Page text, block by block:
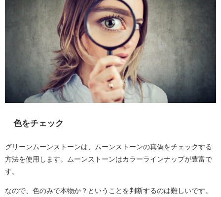
色をチェック
グリーンムーンストーンは、ムーンストーンの真偽をチェックする
方法を使用します。ムーンストーンはカラーラインナップが豊富で
す。
なので、色のみで本物か？ということを判断するのは難しいです。